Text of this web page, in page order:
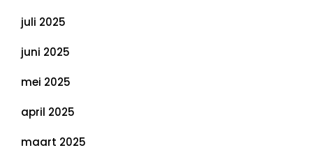
juli 2025
juni 2025
mei 2025
april 2025
maart 2025